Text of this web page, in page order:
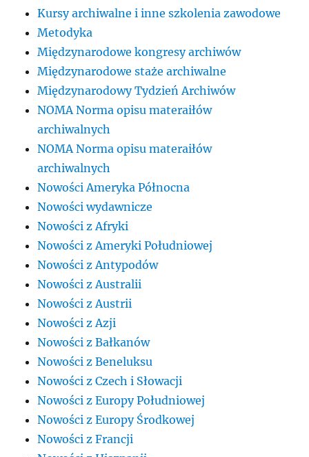
Kursy archiwalne i inne szkolenia zawodowe
Metodyka
Międzynarodowe kongresy archiwów
Międzynarodowe staże archiwalne
Międzynarodowy Tydzień Archiwów
NOMA Norma opisu materaiłów
archiwalnych
NOMA Norma opisu materaiłów
archiwalnych
Nowości Ameryka Północna
Nowości wydawnicze
Nowości z Afryki
Nowości z Ameryki Południowej
Nowości z Antypodów
Nowości z Australii
Nowości z Austrii
Nowości z Azji
Nowości z Bałkanów
Nowości z Beneluksu
Nowości z Czech i Słowacji
Nowości z Europy Południowej
Nowości z Europy Środkowej
Nowości z Francji